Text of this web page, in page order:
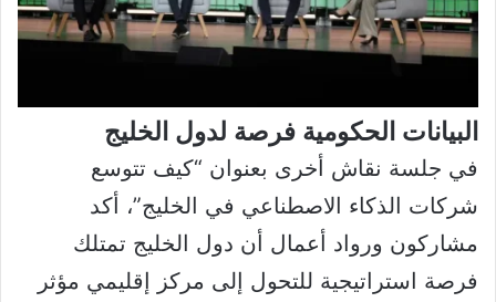
البيانات الحكومية فرصة لدول الخليج
في جلسة نقاش أخرى بعنوان “كيف تتوسع
شركات الذكاء الاصطناعي في الخليج”، أكد
مشاركون ورواد أعمال أن دول الخليج تمتلك
فرصة استراتيجية للتحول إلى مركز إقليمي مؤثر